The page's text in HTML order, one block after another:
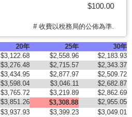
$100.00
# 收費以稅務局的公佈為準.
20年 25年
30年
$3,122.68 $2,558.96
$2,183.93
$3,276.48 $2,715.57
$2,343.37
$3,434.95 $2,877.97
$2,509.72
$3,598.04 $3,046.11
$2,682.87
$3,765.72 $3,219.89
$2,862.69
$3,851.26 $3,308.88
$2,955.05
$3,937.93 $3,399.23
$3,049.01